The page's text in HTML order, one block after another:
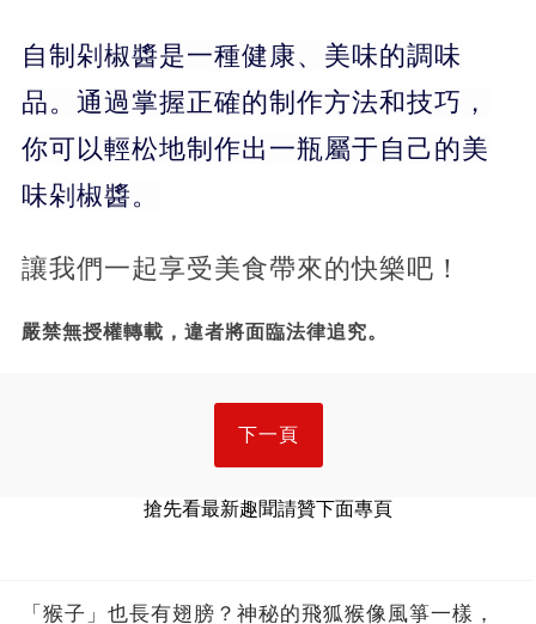
自制剁椒醬是一種健康、美味的調味
品。通過掌握正確的制作方法和技巧，
你可以輕松地制作出一瓶屬于自己的美
味剁椒醬。
讓我們一起享受美食帶來的快樂吧！
嚴禁無授權轉載，違者將面臨法律追究。
下一頁
搶先看最新趣聞請贊下面專頁
「猴子」也長有翅膀？神秘的飛狐猴像風箏一樣，